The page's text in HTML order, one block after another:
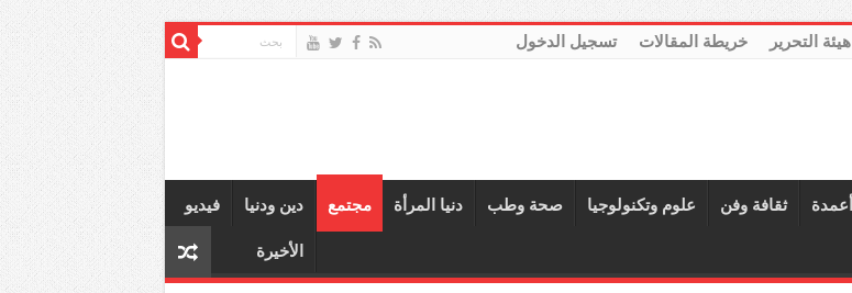
هيئة التحرير خريطة المقالات تسجيل الدخول
أعمدة ثقافة وفن علوم وتكنولوجيا صحة وطب دنيا المرأة مجتمع دين ودنيا فيديو
الأخيرة